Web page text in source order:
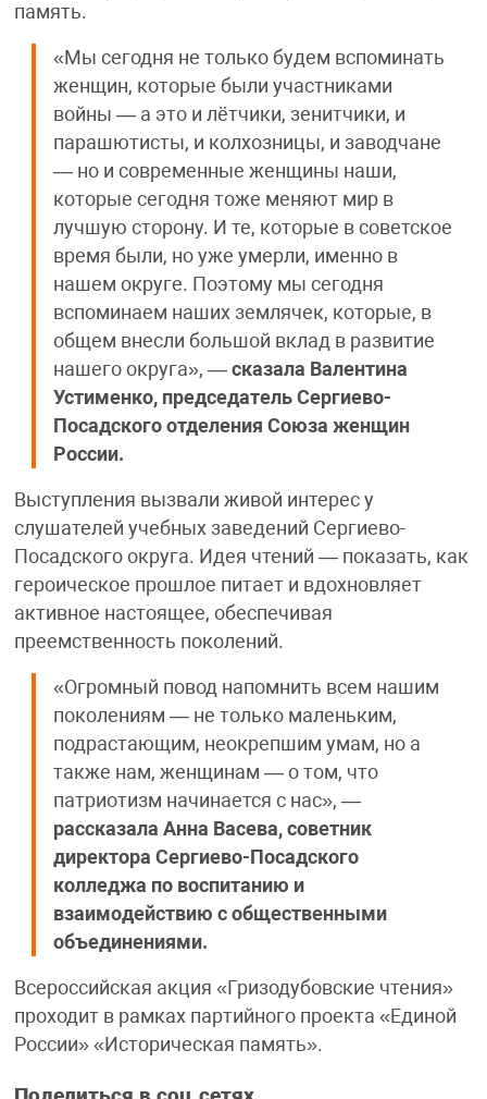
память.
«Мы сегодня не только будем вспоминать
женщин, которые были участниками
войны — а это и лётчики, зенитчики, и
парашютисты, и колхозницы, и заводчане
— но и современные женщины наши,
которые сегодня тоже меняют мир в
лучшую сторону. И те, которые в советское
время были, но уже умерли, именно в
нашем округе. Поэтому мы сегодня
вспоминаем наших землячек, которые, в
общем внесли большой вклад в развитие
нашего округа», — сказала Валентина
Устименко, председатель Сергиево-
Посадского отделения Союза женщин
России.
Выступления вызвали живой интерес у
слушателей учебных заведений Сергиево-
Посадского округа. Идея чтений — показать, как
героическое прошлое питает и вдохновляет
активное настоящее, обеспечивая
преемственность поколений.
«Огромный повод напомнить всем нашим
поколениям — не только маленьким,
подрастающим, неокрепшим умам, но а
также нам, женщинам — о том, что
патриотизм начинается с нас», —
рассказала Анна Васева, советник
директора Сергиево-Посадского
колледжа по воспитанию и
взаимодействию с общественными
объединениями.
Всероссийская акция «Гризодубовские чтения»
проходит в рамках партийного проекта «Единой
России» «Историческая память».